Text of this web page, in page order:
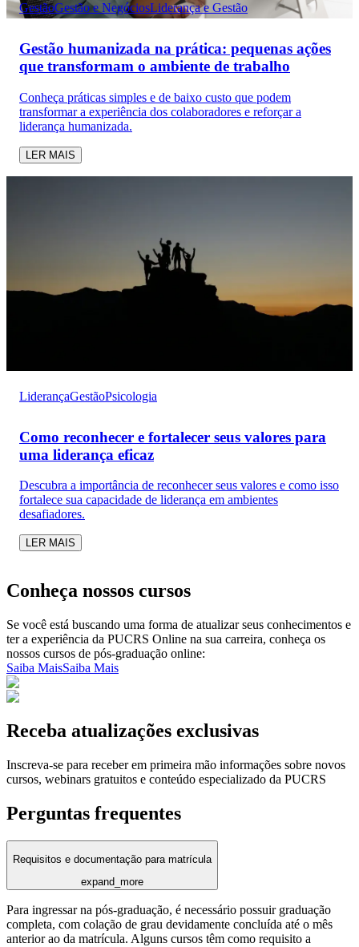
GestãoGestão e NegóciosLiderança e Gestão
Gestão humanizada na prática: pequenas ações
que transformam o ambiente de trabalho
Conheça práticas simples e de baixo custo que podem
transformar a experiência dos colaboradores e reforçar a
liderança humanizada.
LER MAIS
LiderançaGestãoPsicologia
Como reconhecer e fortalecer seus valores para
uma liderança eficaz
Descubra a importância de reconhecer seus valores e como isso
fortalece sua capacidade de liderança em ambientes
desafiadores.
LER MAIS
Conheça nossos cursos
Se você está buscando uma forma de atualizar seus conhecimentos e
ter a experiência da PUCRS Online na sua carreira, conheça os
nossos cursos de pós-graduação online:
Saiba MaisSaiba Mais
Receba atualizações exclusivas
Inscreva-se para receber em primeira mão informações sobre novos
cursos, webinars gratuitos e conteúdo especializado da PUCRS
Perguntas frequentes
Requisitos e documentação para matrícula
expand_more
Para ingressar na pós-graduação, é necessário possuir graduação
completa, com colação de grau devidamente concluída até o mês
anterior ao da matrícula. Alguns cursos têm como requisito a